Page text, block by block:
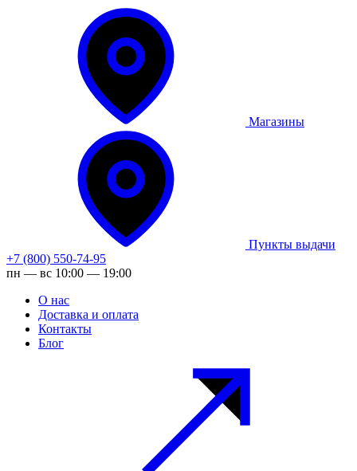
Магазины
Пункты выдачи
+7 (800) 550-74-95
пн — вс 10:00 — 19:00
О нас
Доставка и оплата
Контакты
Блог